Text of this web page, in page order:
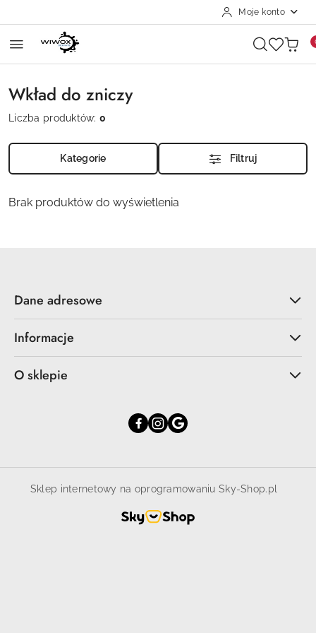
Moje konto
Wkład do zniczy
Liczba produktów:0
Kategorie Filtruj
Brak produktów do wyświetlenia
Dane adresowe
Informacje
O sklepie
Sklep internetowy na oprogramowaniu Sky-Shop.pl